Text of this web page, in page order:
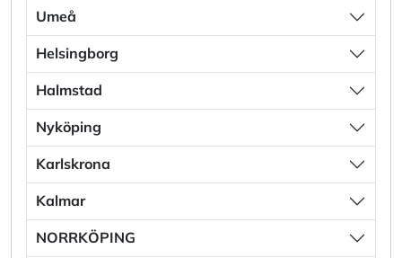
Umeå
Helsingborg
Halmstad
Nyköping
Karlskrona
Kalmar
NORRKÖPING